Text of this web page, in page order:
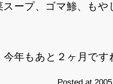
スープ、ゴマ鯵、もや
今年もあと２ヶ月です
Posted at